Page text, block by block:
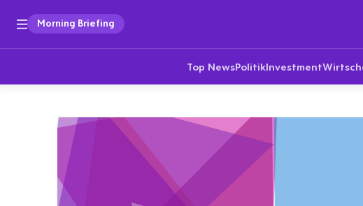
Morning Briefing
Top NewsPolitikInvestment